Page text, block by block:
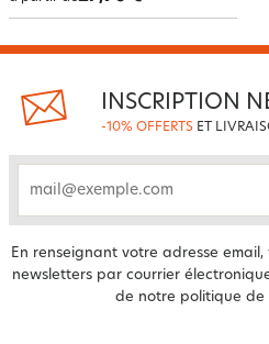
INSCRIPTION
-10% OFFERTS ET
En renseignant votre adresse
newsletters par courrier
de notre politique de